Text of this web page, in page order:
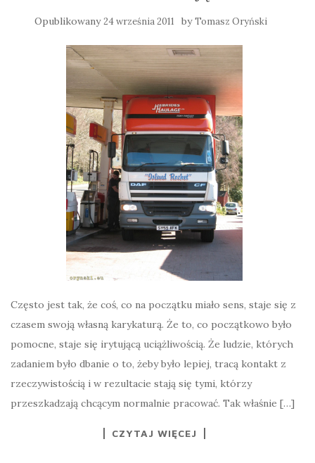
Opublikowany24 września 2011 byTomasz Oryński
Często jest tak, że coś, co na początku miało sens, staje się z
czasem swoją własną karykaturą. Że to, co początkowo było
pomocne, staje się irytującą uciążliwością. Że ludzie, których
zadaniem było dbanie o to, żeby było lepiej, tracą kontakt z
rzeczywistością i w rezultacie stają się tymi, którzy
przeszkadzają chcącym normalnie pracować. Tak właśnie […]
CZYTAJ WIĘCEJ